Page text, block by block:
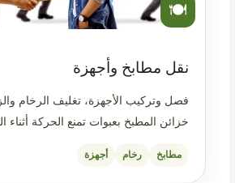
🍽️
نقل مطابخ وأجهزة
فصل وتركيب الأجهزة، تغليف الرخام
خزائن المطبخ بعبوات تمنع الحركة أثناء
مطابخ رخام أجهزة